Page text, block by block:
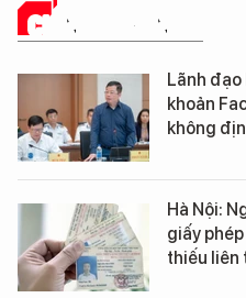
CHÍNH QUYỀN SỐ
Lãnh đạo
khoản
không
Hà Nội:
giấy
thiếu liên